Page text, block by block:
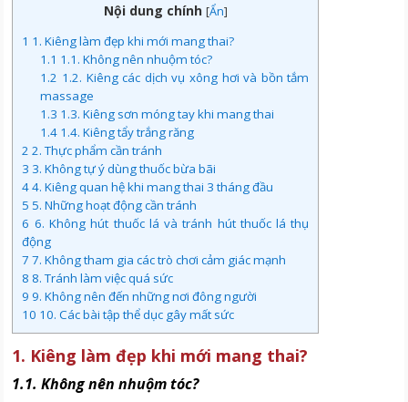
Nội dung chính [Ẩn]
1 1. Kiêng làm đẹp khi mới mang thai?
1.1 1.1. Không nên nhuộm tóc?
1.2 1.2. Kiêng các dịch vụ xông hơi và bồn tắm
massage
1.3 1.3. Kiêng sơn móng tay khi mang thai
1.4 1.4. Kiêng tẩy trắng răng
2 2. Thực phẩm cần tránh
3 3. Không tự ý dùng thuốc bừa bãi
44. Kiêng quan hệ khi mang thai 3 tháng đầu
5 5. Những hoạt động cần tránh
6 6. Không hút thuốc lá và tránh hút thuốc lá thụ
động
7 7. Không tham gia các trò chơi cảm giác mạnh
8 8. Tránh làm việc quá sức
9 9. Không nên đến những nơi đông người
10 10. Các bài tập thể dục gây mất sức
1. Kiêng làm đẹp khi mới mang thai?
1.1. Không nên nhuộm tóc?